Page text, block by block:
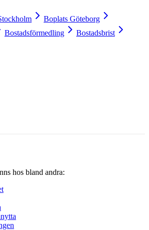
Boplats Göteborg
Bostadsförmedling Bostadsbrist
hos bland andra: